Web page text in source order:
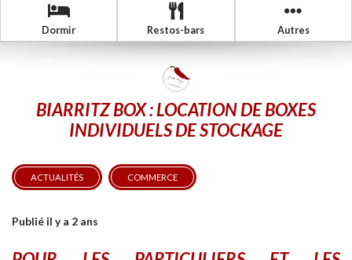
Dormir Restos-bars Autres
BIARRITZ BOX : LOCATION DE BOXES
INDIVIDUELS DE STOCKAGE
ACTUALITÉS COMMERCE
Publié il y a 2 ans